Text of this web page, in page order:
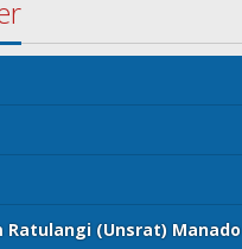
Ratulangi (Unsrat) Manado